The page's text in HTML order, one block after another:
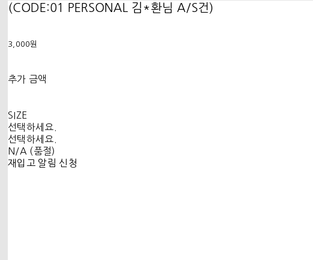
(CODE:01 PERSONAL 김*환님 A/S건)
3,000원
추가 금액
SIZE
선택하세요.
선택하세요.
N/A (품절)
재입고 알림 신청